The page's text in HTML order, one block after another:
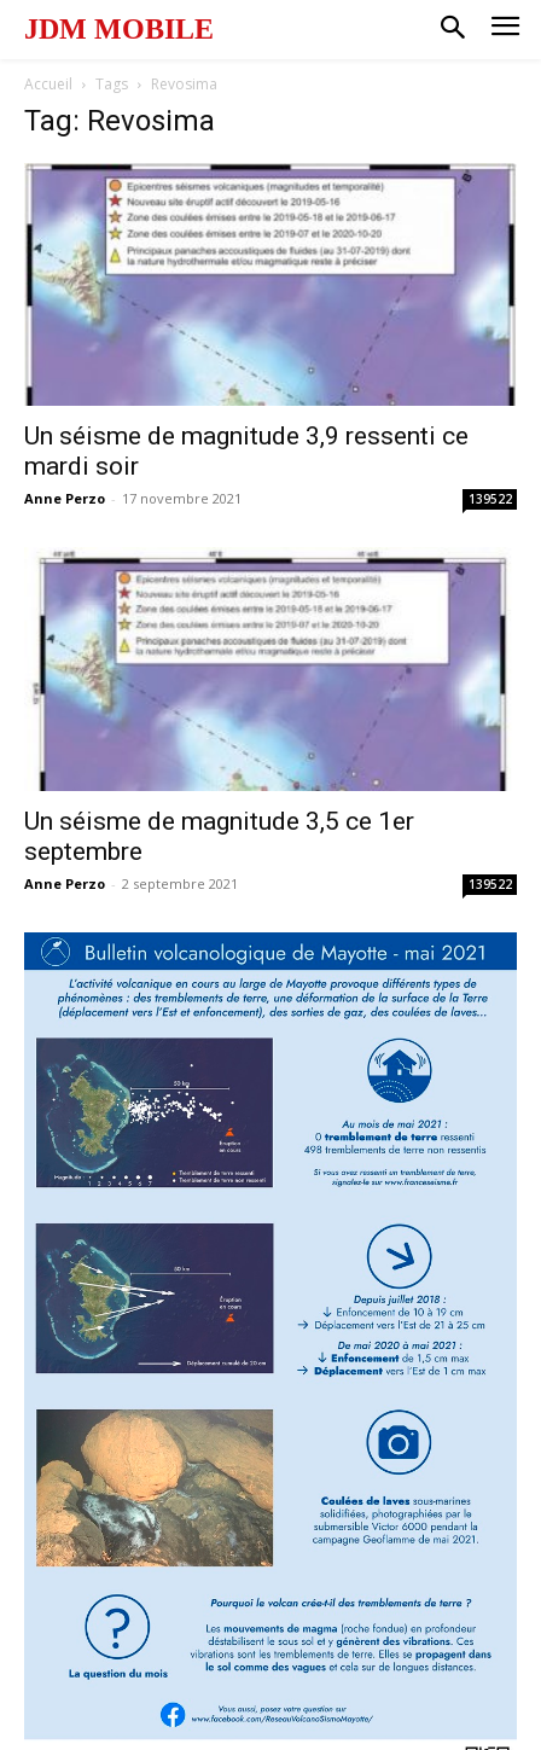
JDM MOBILE
Accueil Tags Revosima
Tag: Revosima
Un séisme de magnitude 3,9 ressenti ce
mardi soir
Anne Perzo - 17 novembre 2021 139522
Un séisme de magnitude 3,5 ce 1er
septembre
Anne Perzo - 2 septembre 2021 139522